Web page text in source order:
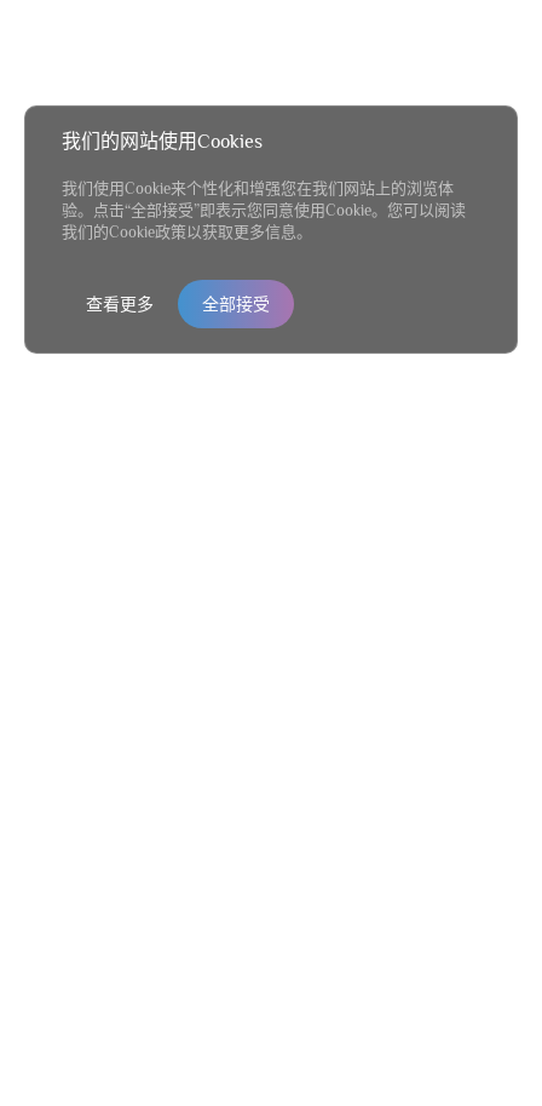
我们的网站使用Cookies
我们使用Cookie来个性化和增强您在我们网站上的浏览体
验。点击“全部接受”即表示您同意使用Cookie。您可以阅读
我们的Cookie政策以获取更多信息。
查看更多 全部接受